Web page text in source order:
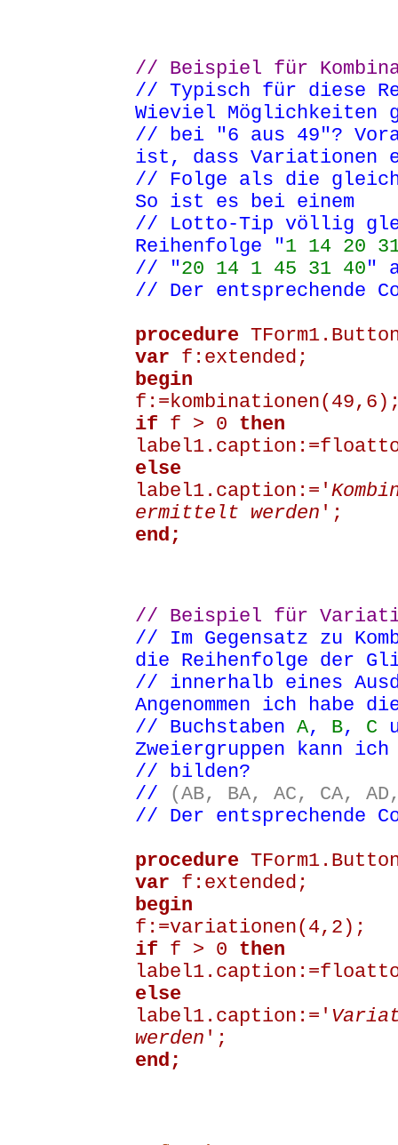
// Beispiel für
// Typisch für diese
Wieviel Möglichkeiten
// bei "6 aus 49"?
ist, dass Variationen
// Folge als die gleiche
So ist es bei einem
// Lotto-Tip völlig
Reihenfolge "1 14 20
// "20 14 1 45 31 40"
// Der entsprechende
procedure
var f:extended;
begin
if f > 0 then
else
label1.caption:='
ermittelt werden ';
end;
// Beispiel für
// Im Gegensatz zu
die Reihenfolge der
// innerhalb eines
Angenommen ich habe
// Buchstaben A, B, C
Zweiergruppen kann ich
// bilden?
//
(AB, BA, AC, CA,
// Der entsprechende
procedure
var f:extended;
begin
f:=variationen(4,2);
if f > 0 then
else
label1.caption:='
werden ';
end;